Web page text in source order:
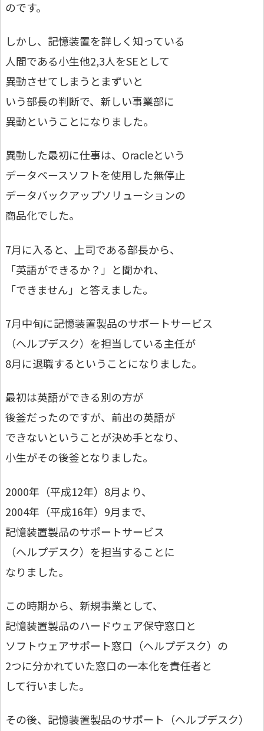
のです。
しかし、記憶装置を詳しく知っている
人間である小生他2,3人をSEとして
異動させてしまうとまずいと
いう部長の判断で、新しい事業部に
異動ということになりました。
異動した最初に仕事は、Oracleという
データベースソフトを使用した無停止
データバックアップソリューションの
商品化でした。
7月に入ると、上司である部長から、
「英語ができるか？」と聞かれ、
「できません」と答えました。
7月中旬に記憶装置製品のサポートサービス
（ヘルプデスク）を担当している主任が
8月に退職するということになりました。
最初は英語ができる別の方が
後釜だったのですが、前出の英語が
できないということが決め手となり、
小生がその後釜となりました。
2000年（平成12年）8月より、
2004年（平成16年）9月まで、
記憶装置製品のサポートサービス
（ヘルプデスク）を担当することに
なりました。
この時期から、新規事業として、
記憶装置製品のハードウェア保守窓口と
ソフトウェアサポート窓口（ヘルプデスク）の
2つに分かれていた窓口の一本化を責任者と
して行いました。
その後、記憶装置製品のサポート（ヘルプデスク）